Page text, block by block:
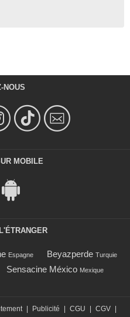
NOUS
MOBILE
Espagne Beyazperde Turquie
Sensacine México Mexique
| Publicité | CGU | CGV |